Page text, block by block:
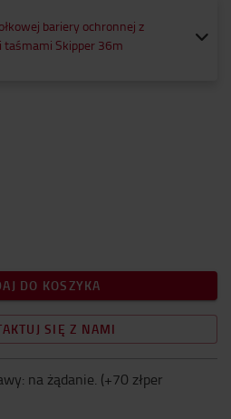
bariery ochronnej z
Skipper 36m
DO KOSZYKA
SIĘ Z NAMI
na żądanie. (+70 złper